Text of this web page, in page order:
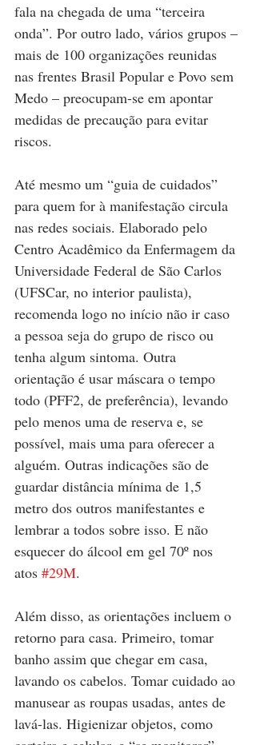
fala na chegada de uma “terceira
onda”. Por outro lado, vários grupos –
mais de 100 organizações reunidas
nas frentes Brasil Popular e Povo sem
Medo – preocupam-se em apontar
medidas de precaução para evitar
riscos.
Até mesmo um “guia de cuidados”
para quem for à manifestação circula
nas redes sociais. Elaborado pelo
Centro Acadêmico da Enfermagem da
Universidade Federal de São Carlos
(UFSCar, no interior paulista),
recomenda logo no início não ir caso
a pessoa seja do grupo de risco ou
tenha algum sintoma. Outra
orientação é usar máscara o tempo
todo (PFF2, de preferência), levando
pelo menos uma de reserva e, se
possível, mais uma para oferecer a
alguém. Outras indicações são de
guardar distância mínima de 1,5
metro dos outros manifestantes e
lembrar a todos sobre isso. E não
esquecer do álcool em gel 70º nos
atos #29M.
Além disso, as orientações incluem o
retorno para casa. Primeiro, tomar
banho assim que chegar em casa,
lavando os cabelos. Tomar cuidado ao
manusear as roupas usadas, antes de
lavá-las. Higienizar objetos, como